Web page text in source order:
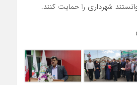
شهرداری را حمایت کنند.